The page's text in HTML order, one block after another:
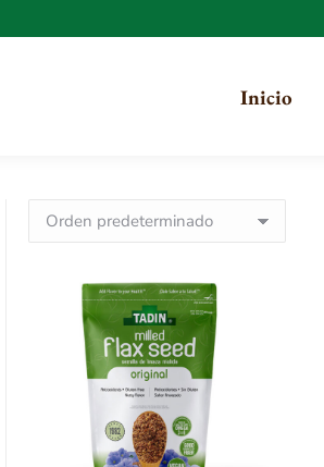
Inicio